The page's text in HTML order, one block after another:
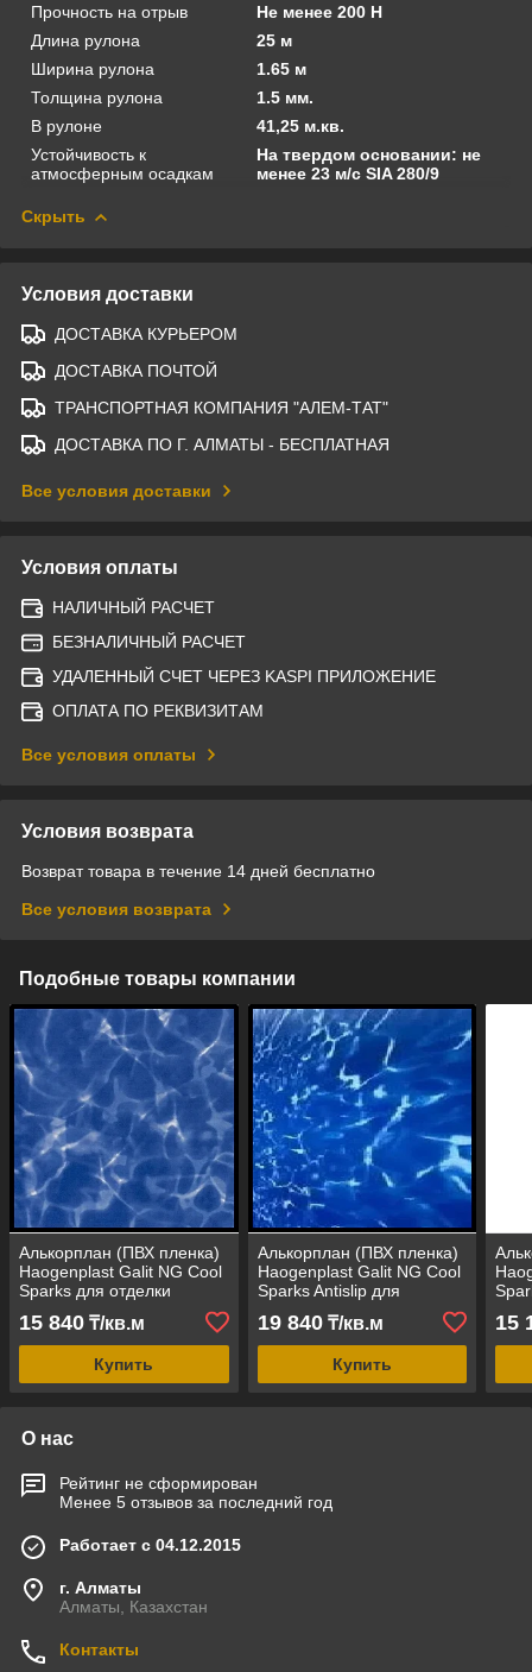
Прочность на отрыв
Не менее 200 Н
Длина рулона
25 м
Ширина рулона
1.65 м
Толщина рулона
1.5 мм.
В рулоне
41,25 м.кв.
Устойчивость к
атмосферным осадкам
На твердом основании: не
менее 23 м/с SIA 280/9
Скрыть
Условия доставки
ДОСТАВКА КУРЬЕРОМ
ДОСТАВКА ПОЧТОЙ
ТРАНСПОРТНАЯ КОМПАНИЯ "АЛЕМ-ТАТ"
ДОСТАВКА ПО Г. АЛМАТЫ - БЕСПЛАТНАЯ
Все условия доставки
Условия оплаты
НАЛИЧНЫЙ РАСЧЕТ
БЕЗНАЛИЧНЫЙ РАСЧЕТ
УДАЛЕННЫЙ СЧЕТ ЧЕРЕЗ KASPI ПРИЛОЖЕНИЕ
ОПЛАТА ПО РЕКВИЗИТАМ
Все условия оплаты
Условия возврата
Возврат товара в течение 14 дней бесплатно
Все условия возврата
Подобные товары компании
Алькорплан (ПВХ пленка)
Haogenplast Galit NG Cool
Sparks для отделки
бассейна (синие блики)
15 840 ₸/кв.м
Купить
Алькорплан (ПВХ пленка)
Haogenplast Galit NG Cool
Sparks Antislip для
бассейна
(противоскользящая
блики)
19 840₸/кв.м
Купить
15
О нас
Рейтинг не сформирован
Менее 5 отзывов за последний год
Работает с 04.12.2015
г. Алматы
Алматы, Казахстан
Контакты